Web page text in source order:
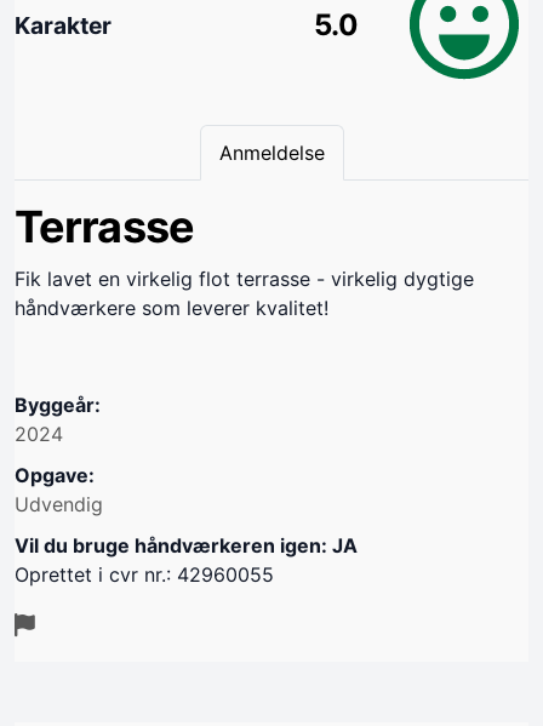
Karakter 5.0
Anmeldelse
Terrasse
Fik lavet en virkelig flot terrasse - virkelig dygtige
håndværkere som leverer kvalitet!
Byggeår:
2024
Opgave:
Udvendig
Vil du bruge håndværkeren igen: JA
Oprettet i cvr nr.: 42960055